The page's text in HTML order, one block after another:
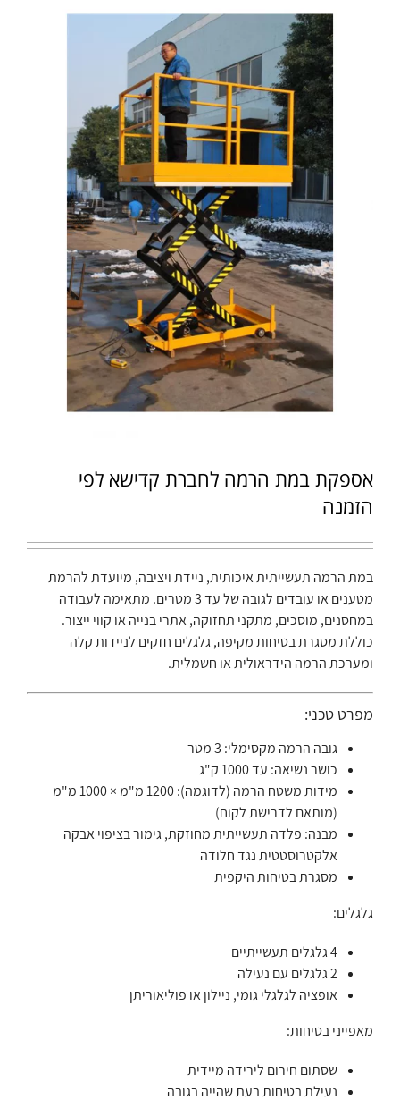
אספקת במת הרמה לחברת קדישא לפי
הזמנה
במת הרמה תעשייתית איכותית, ניידת ויציבה, מיועדת להרמת
מטענים או עובדים לגובה של עד 3 מטרים. מתאימה לעבודה
במחסנים, מוסכים, מתקני תחזוקה, אתרי בנייה או קווי ייצור.
כוללת מסגרת בטיחות מקיפה, גלגלים חזקים לניידות קלה
ומערכת הרמה הידראולית או חשמלית.
מפרט טכני:
גובה הרמה מקסימלי: 3 מטר
כושר נשיאה: עד 1000 ק"ג
מידות משטח הרמה (לדוגמה): 1200 מ"מ × 1000 מ"מ
(מותאם לדרישת לקוח)
מבנה: פלדה תעשייתית מחוזקת, גימור בציפוי אבקה
אלקטרוסטטית נגד חלודה
מסגרת בטיחות היקפית
גלגלים:
4 גלגלים תעשייתיים
2 גלגלים עם נעילה
אופציה לגלגלי גומי, ניילון או פוליאוריתן
מאפייני בטיחות:
שסתום חירום לירידה מיידית
נעילת בטיחות בעת שהייה בגובה